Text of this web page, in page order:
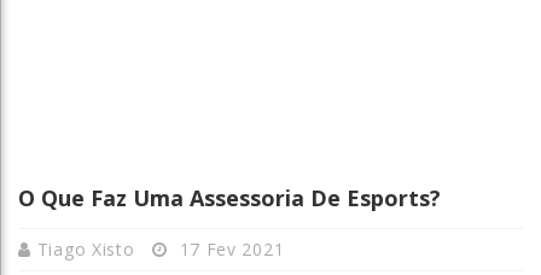
O Que Faz Uma Assessoria De Esports?
Tiago Xisto 17 Fev 2021